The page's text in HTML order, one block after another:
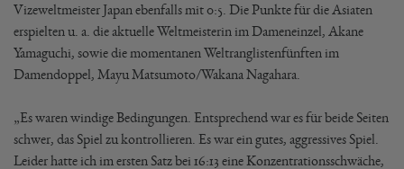
Vizeweltmeister Japan ebenfalls mit 0:5. Die Punkte für die Asiaten
erspielten u. a. die aktuelle Weltmeisterin im Dameneinzel, Akane
Yamaguchi, sowie die momentanen Weltranglistenfünften im
Damendoppel, Mayu Matsumoto/Wakana Nagahara.
„Es waren windige Bedingungen. Entsprechend war es für beide Seiten
schwer, das Spiel zu kontrollieren. Es war ein gutes, aggressives Spiel.
Leider hatte ich im ersten Satz bei 16:13 eine Konzentrationsschwäche,